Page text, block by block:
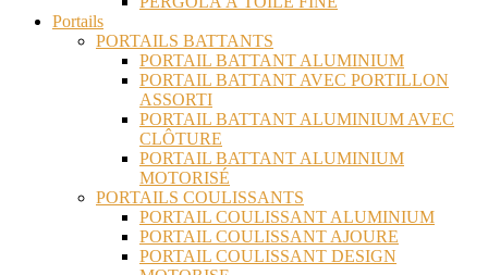
Portails
PORTAILS BATTANTS
PORTAIL BATTANT ALUMINIUM
PORTAIL BATTANT AVEC PORTILLON
ASSORTI
PORTAIL BATTANT ALUMINIUM AVEC
CLÔTURE
PORTAIL BATTANT ALUMINIUM
MOTORISÉ
PORTAILS COULISSANTS
PORTAIL COULISSANT ALUMINIUM
PORTAIL COULISSANT AJOURE
PORTAIL COULISSANT DESIGN